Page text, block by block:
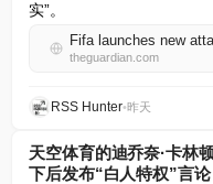
实”。
theguardian.com
RSS Hunter•昨天
天空体育的迪乔奈·卡林
下后发布“白人特权”言论